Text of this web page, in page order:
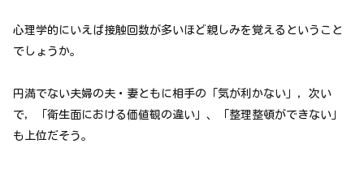
心理学的にいえば接触回数が多いほど親しみを覚えるということ
でしょうか。
円満でない夫婦の夫・妻ともに相手の「気が利かない」，次い
で，「衛生面における価値観の違い」、「整理整頓ができない」
も上位だそう。